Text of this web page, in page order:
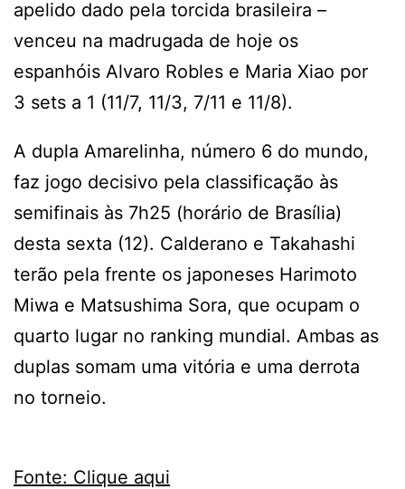
apelido dado pela torcida brasileira –
venceu na madrugada de hoje os
espanhóis Alvaro Robles e Maria Xiao por
3 sets a 1 (11/7, 11/3, 7/11 e 11/8).
A dupla Amarelinha, número 6 do mundo,
faz jogo decisivo pela classificação às
semifinais às 7h25 (horário de Brasília)
desta sexta (12). Calderano e Takahashi
terão pela frente os japoneses Harimoto
Miwa e Matsushima Sora, que ocupam o
quarto lugar no ranking mundial. Ambas as
duplas somam uma vitória e uma derrota
no torneio.
Fonte: Clique aqui